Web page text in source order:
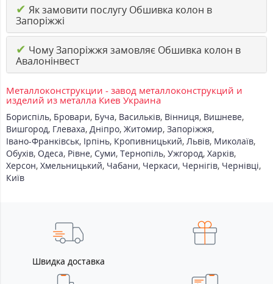
✔ Як замовити послугу Обшивка колон в
Запоріжжі
✔ Чому Запоріжжя замовляє Обшивка колон в
Авалонінвест
Металлоконструкции - завод металлоконструкций и
изделий из металла Киев Украина
Бориспіль, Бровари, Буча, Васильків, Вінниця, Вишневе,
Вишгород, Глеваха, Дніпро, Житомир, Запоріжжя,
Івано-Франківськ, Ірпінь, Кропивницький, Львів, Миколаїв,
Обухів, Одеса, Рівне, Суми, Тернопіль, Ужгород, Харків,
Херсон, Хмельницький, Чабани, Черкаси, Чернігів, Чернівці,
Київ
Швидка доставка